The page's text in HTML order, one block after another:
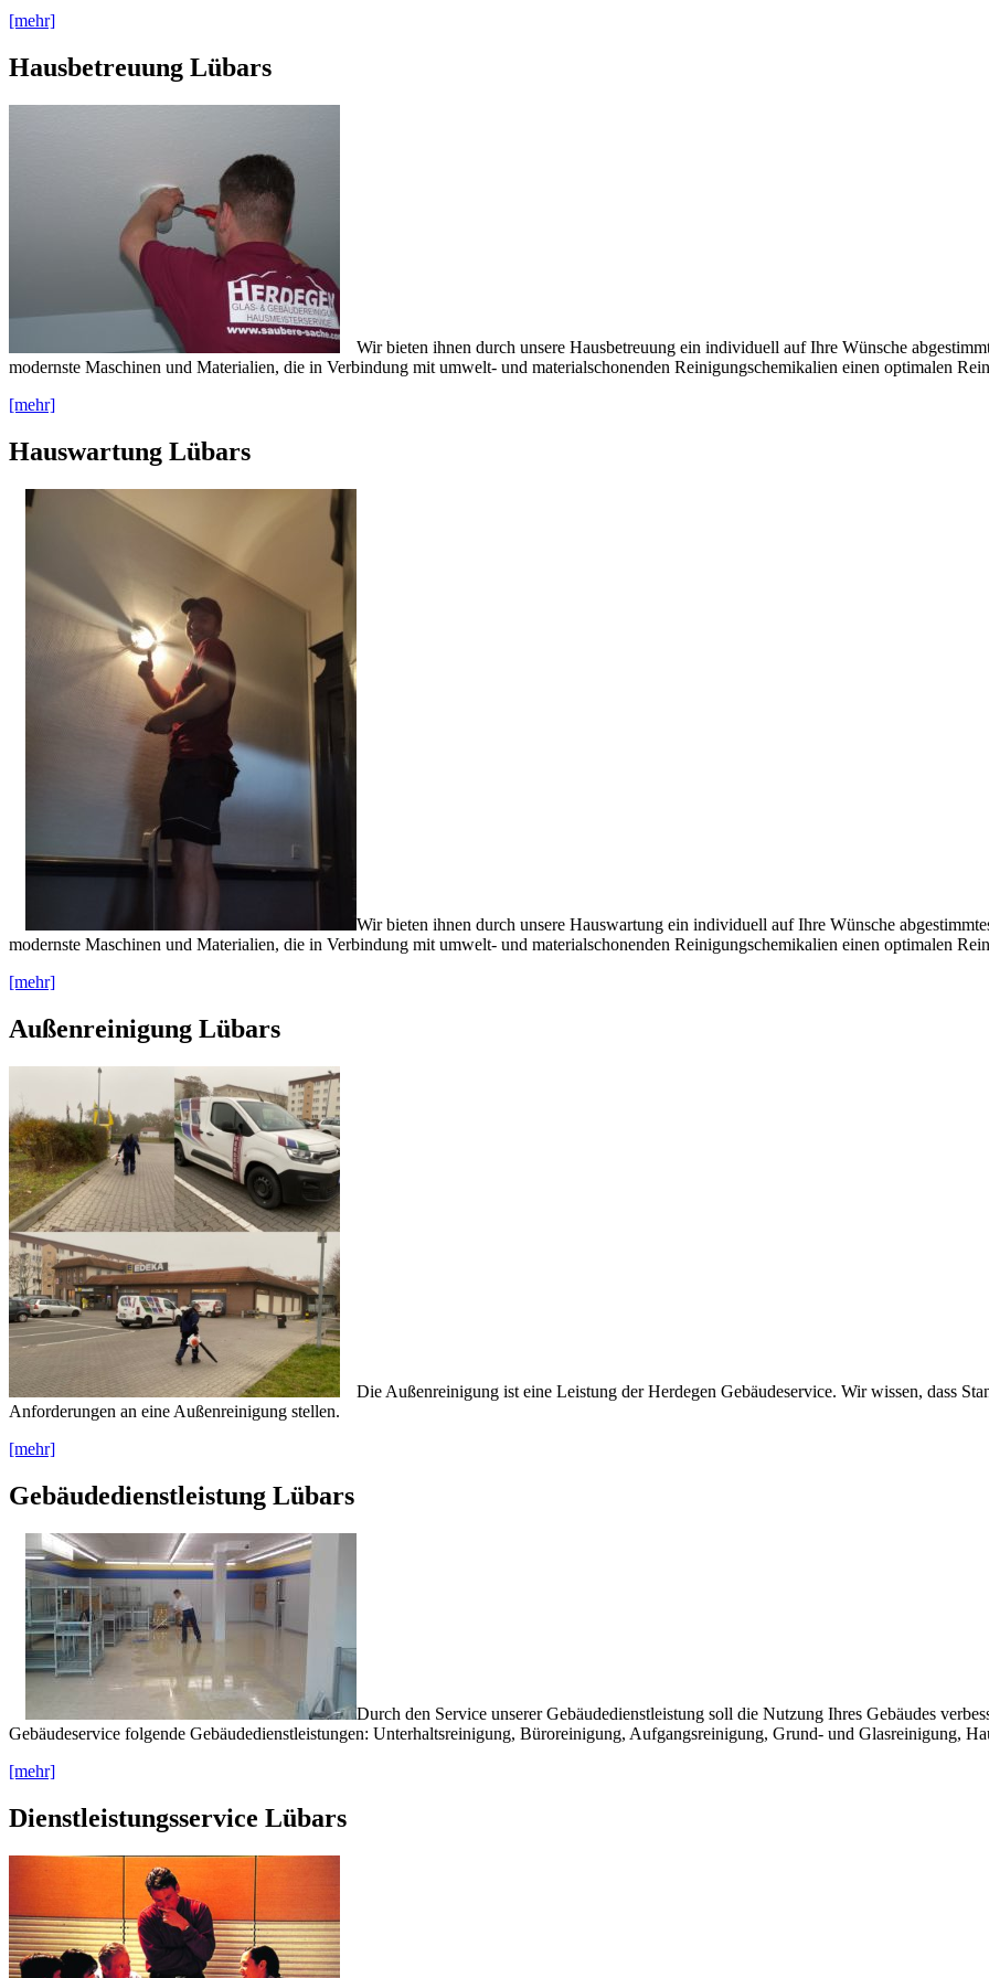
[mehr]
Hausbetreuung Lübars
Wir bieten ihnen durch unsere Hausbetreuung ein individuell auf Ihre Wünsche
modernste Maschinen und Materialien, die in Verbindung mit umwelt- und materialschonenden Reinigungschemikalien einen optimalen
[mehr]
Hauswartung Lübars
Wir bieten ihnen durch unsere Hauswartung ein individuell auf Ihre Wünsche
modernste Maschinen und Materialien, die in Verbindung mit umwelt- und materialschonenden Reinigungschemikalien einen optimalen
[mehr]
Außenreinigung Lübars
Die Außenreinigung ist eine Leistung der Herdegen Gebäudeservice. Wir wissen, dass
Anforderungen an eine Außenreinigung stellen.
[mehr]
Gebäudedienstleistung Lübars
Durch den Service unserer Gebäudedienstleistung soll die Nutzung Ihres Gebäudes
Gebäudeservice folgende Gebäudedienstleistungen: Unterhaltsreinigung, Büroreinigung, Aufgangsreinigung, Grund- und Glasreinigung,
[mehr]
Dienstleistungsservice Lübars